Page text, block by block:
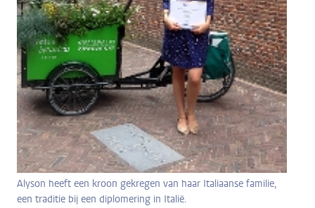
Alyson heeft een kroon gekregen van haar Italiaanse familie,
een traditie bij een diplomering in Italië.